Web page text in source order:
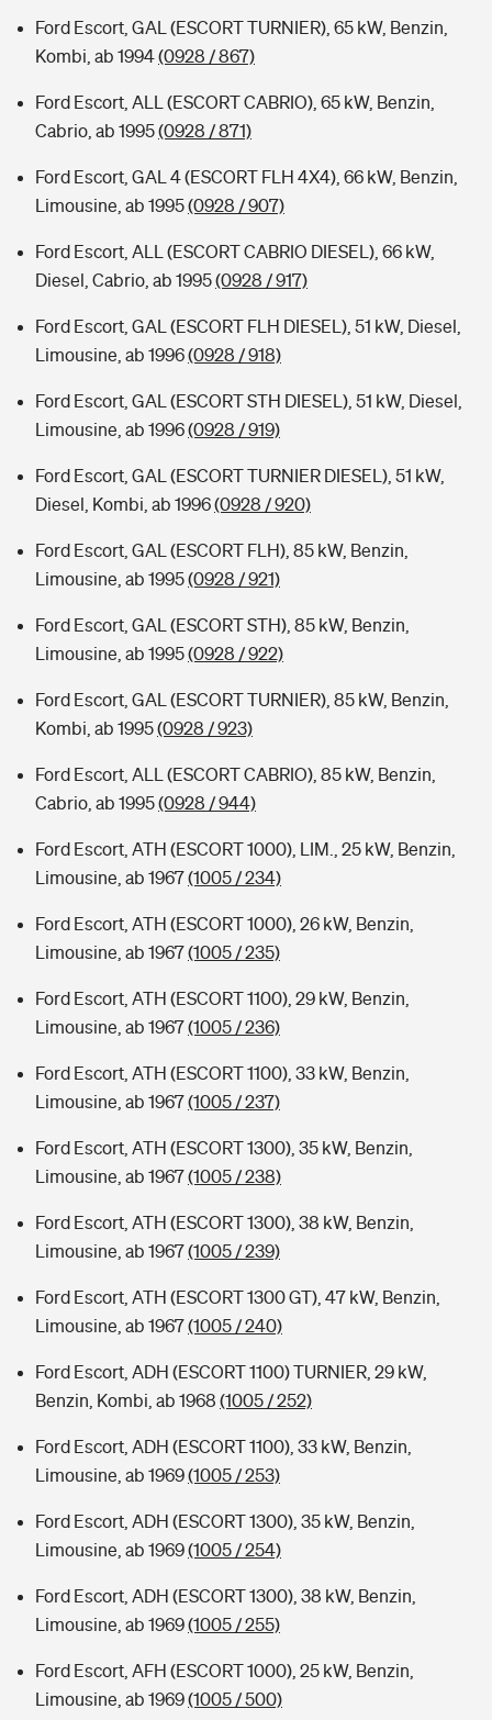
Ford Escort, GAL (ESCORT TURNIER), 65 kW, Benzin,
Kombi, ab 1994(0928 / 867)
Ford Escort, ALL (ESCORT CABRIO), 65 kW, Benzin,
Cabrio, ab 1995(0928 / 871)
Ford Escort, GAL 4 (ESCORT FLH 4X4), 66 kW, Benzin,
Limousine, ab 1995(0928 / 907)
Ford Escort, ALL (ESCORT CABRIO DIESEL), 66 kW,
Diesel, Cabrio, ab 1995(0928 / 917)
Ford Escort, GAL (ESCORT FLH DIESEL), 51 kW, Diesel,
Limousine, ab 1996(0928 / 918)
Ford Escort, GAL (ESCORT STH DIESEL), 51 kW, Diesel,
Limousine, ab 1996(0928 / 919)
Ford Escort, GAL (ESCORT TURNIER DIESEL), 51 kW,
Diesel, Kombi, ab 1996(0928 / 920)
Ford Escort, GAL (ESCORT FLH), 85 kW, Benzin,
Limousine, ab 1995(0928 / 921)
Ford Escort, GAL (ESCORT STH), 85 kW, Benzin,
Limousine, ab 1995(0928 / 922)
Ford Escort, GAL (ESCORT TURNIER), 85 kW, Benzin,
Kombi, ab 1995(0928 / 923)
Ford Escort, ALL (ESCORT CABRIO), 85 kW, Benzin,
Cabrio, ab 1995(0928 / 944)
Ford Escort, ATH (ESCORT 1000), LIM., 25 kW, Benzin,
Limousine, ab 1967(1005 / 234)
Ford Escort, ATH (ESCORT 1000), 26 kW, Benzin,
Limousine, ab 1967(1005 / 235)
Ford Escort, ATH (ESCORT 1100), 29 kW, Benzin,
Limousine, ab 1967(1005 / 236)
Ford Escort, ATH (ESCORT 1100), 33 kW, Benzin,
Limousine, ab 1967(1005 / 237)
Ford Escort, ATH (ESCORT 1300), 35 kW, Benzin,
Limousine, ab 1967(1005 / 238)
Ford Escort, ATH (ESCORT 1300), 38 kW, Benzin,
Limousine, ab 1967(1005 / 239)
Ford Escort, ATH (ESCORT 1300 GT), 47 kW, Benzin,
Limousine, ab 1967(1005 / 240)
Ford Escort, ADH (ESCORT 1100) TURNIER, 29 kW,
Benzin, Kombi, ab 1968 (1005 / 252)
Ford Escort, ADH (ESCORT 1100), 33 kW, Benzin,
Limousine, ab 1969(1005 / 253)
Ford Escort, ADH (ESCORT 1300), 35 kW, Benzin,
Limousine, ab 1969(1005 / 254)
Ford Escort, ADH (ESCORT 1300), 38 kW, Benzin,
Limousine, ab 1969(1005 / 255)
Ford Escort, AFH (ESCORT 1000), 25 kW, Benzin,
Limousine, ab 1969(1005 / 500)